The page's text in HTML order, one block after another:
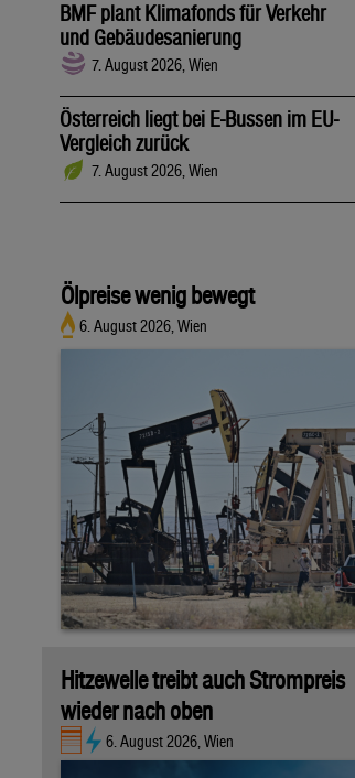
BMF plant Klimafonds für Verkehr
und Gebäudesanierung
7. August 2026, Wien
Österreich liegt bei E-Bussen im EU-
Vergleich zurück
7. August 2026, Wien
Ölpreise wenig bewegt
6. August 2026, Wien
Hitzewelle treibt auch Strompreis
wieder nach oben
6. August 2026, Wien